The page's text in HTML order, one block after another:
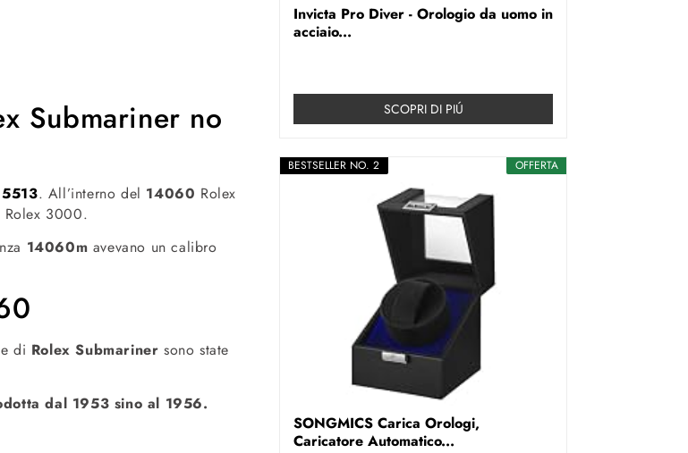
Submariner no
5513. All’interno del 14060 Rolex
3000.
14060m avevano un calibro
di Rolex Submariner sono state
dal 1953 sino al 1956.
Invicta Pro Diver - Orologio da uomo in
acciaio...
SCOPRI DI PIÚ
OFFERTA
BESTSELLER NO. 2
SONGMICS Carica Orologi,
Caricatore Automatico...